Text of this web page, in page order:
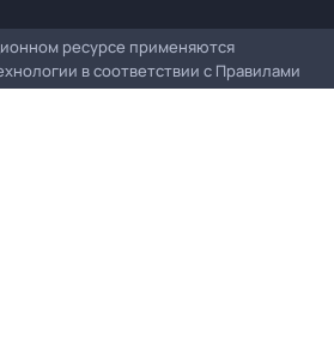
ресурсе применяются
в соответствии с Правилами